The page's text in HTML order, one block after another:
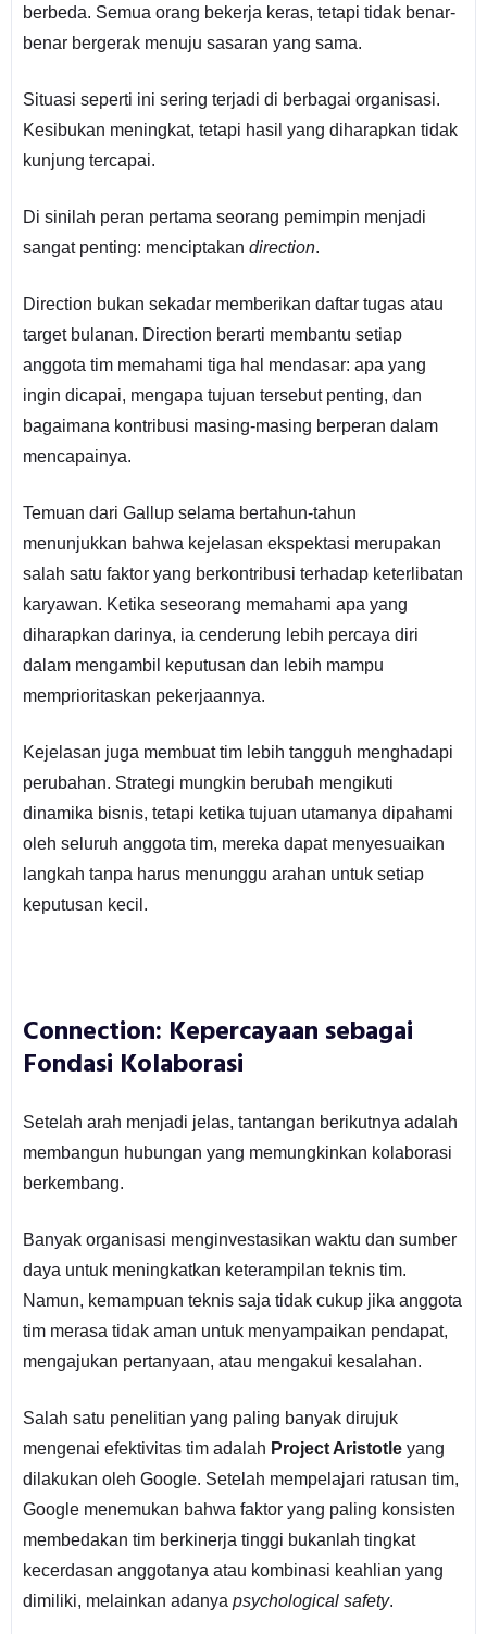
berbeda. Semua orang bekerja keras, tetapi tidak benar-
benar bergerak menuju sasaran yang sama.
Situasi seperti ini sering terjadi di berbagai organisasi.
Kesibukan meningkat, tetapi hasil yang diharapkan tidak
kunjung tercapai.
Di sinilah peran pertama seorang pemimpin menjadi
sangat penting: menciptakan direction.
Direction bukan sekadar memberikan daftar tugas atau
target bulanan. Direction berarti membantu setiap
anggota tim memahami tiga hal mendasar: apa yang
ingin dicapai, mengapa tujuan tersebut penting, dan
bagaimana kontribusi masing-masing berperan dalam
mencapainya.
Temuan dari Gallup selama bertahun-tahun
menunjukkan bahwa kejelasan ekspektasi merupakan
salah satu faktor yang berkontribusi terhadap keterlibatan
karyawan. Ketika seseorang memahami apa yang
diharapkan darinya, ia cenderung lebih percaya diri
dalam mengambil keputusan dan lebih mampu
memprioritaskan pekerjaannya.
Kejelasan juga membuat tim lebih tangguh menghadapi
perubahan. Strategi mungkin berubah mengikuti
dinamika bisnis, tetapi ketika tujuan utamanya dipahami
oleh seluruh anggota tim, mereka dapat menyesuaikan
langkah tanpa harus menunggu arahan untuk setiap
keputusan kecil.
Connection: Kepercayaan sebagai
Fondasi Kolaborasi
Setelah arah menjadi jelas, tantangan berikutnya adalah
membangun hubungan yang memungkinkan kolaborasi
berkembang.
Banyak organisasi menginvestasikan waktu dan sumber
daya untuk meningkatkan keterampilan teknis tim.
Namun, kemampuan teknis saja tidak cukup jika anggota
tim merasa tidak aman untuk menyampaikan pendapat,
mengajukan pertanyaan, atau mengakui kesalahan.
Salah satu penelitian yang paling banyak dirujuk
mengenai efektivitas tim adalah Project Aristotleyang
dilakukan oleh Google. Setelah mempelajari ratusan tim,
Google menemukan bahwa faktor yang paling konsisten
membedakan tim berkinerja tinggi bukanlah tingkat
kecerdasan anggotanya atau kombinasi keahlian yang
dimiliki, melainkan adanya psychological safety.